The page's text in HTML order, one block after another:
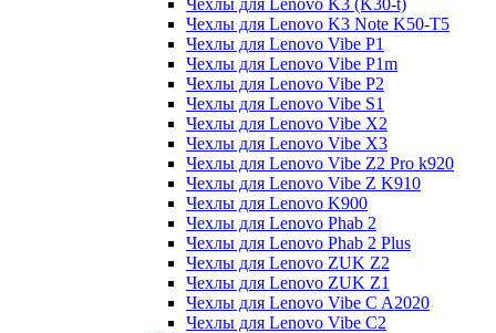
Чехлы для Lenovo K3 Note K50-T5
Чехлы для Lenovo Vibe P1
Чехлы для Lenovo Vibe P1m
Чехлы для Lenovo Vibe P2
Чехлы для Lenovo Vibe S1
Чехлы для Lenovo Vibe X2
Чехлы для Lenovo Vibe X3
Чехлы для Lenovo Vibe Z2 Pro k920
Чехлы для Lenovo Vibe Z K910
Чехлы для Lenovo K900
Чехлы для Lenovo Phab 2
Чехлы для Lenovo Phab 2 Plus
Чехлы для Lenovo ZUK Z2
Чехлы для Lenovo ZUK Z1
Чехлы для Lenovo Vibe C A2020
Чехлы для Lenovo Vibe C2